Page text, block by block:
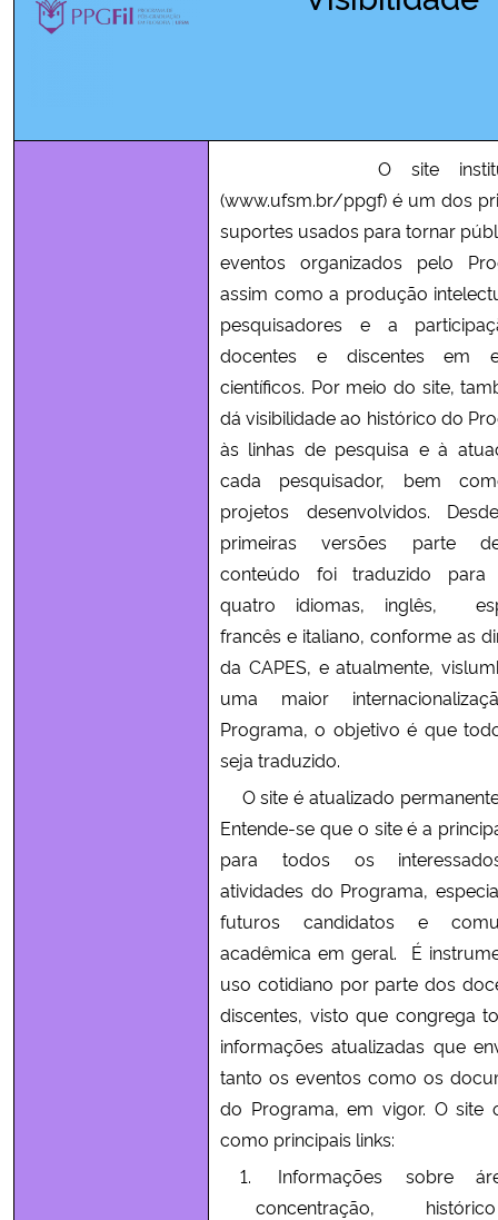
Ministério da Cidadania
Ministério de Minas e Energia
Ministério da Ciência, Tecnologia, Inovações e Comunicações
Ministério da Mulher, da Família e dos Direitos Humanos
Gabinete de Segurança Institucional
O site
(www.ufsm.br/ppgf) é um dos
suportes usados para tornar
eventos organizados pelo
assim como a produção
pesquisadores e a
docentes e discentes em
científicos. Por meio do site,
dá visibilidade ao histórico do
às linhas de pesquisa e à
cada pesquisador, bem
projetos desenvolvidos.
primeiras versões parte
conteúdo foi traduzido para
quatro idiomas, inglês,
francês e italiano, conforme as
da CAPES, e atualmente,
uma maior
Programa, o objetivo é que
seja traduzido.
O site é atualizado
Entende-se que o site é a
para todos os
atividades do Programa,
futuros candidatos e
acadêmica em geral. É
uso cotidiano por parte dos
discentes, visto que congrega
informações atualizadas que
tanto os eventos como os
do Programa, em vigor. O site
como principais links:
Informações sobre
concentração,